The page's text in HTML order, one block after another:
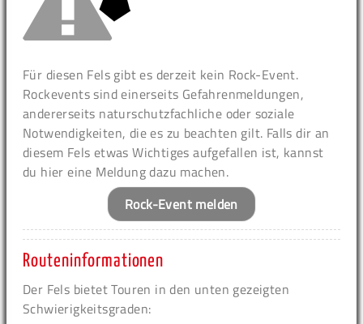
Für diesen Fels gibt es derzeit kein Rock-Event.
Rockevents sind einerseits Gefahrenmeldungen,
andererseits naturschutzfachliche oder soziale
Notwendigkeiten, die es zu beachten gilt. Falls dir an
diesem Fels etwas Wichtiges aufgefallen ist, kannst
du hier eine Meldung dazu machen.
Rock-Event melden
Routeninformationen
Der Fels bietet Touren in den unten gezeigten
Schwierigkeitsgraden: